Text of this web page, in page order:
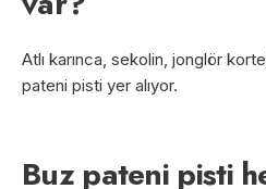
Atlı karınca, sekolin, jonglör
pateni pisti yer alıyor.
Buz pateni pisti